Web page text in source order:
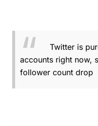
Twitter is
accounts right now,
follower count drop